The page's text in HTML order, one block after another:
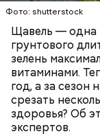
Фото: shutterstock
Щавель — одна
грунтового
зелень
витаминами.
год, а за сезон
срезать
здоровья? Об
экспертов.
которая может
ЗДОРОВЬЕ
ПРОДУКТЫ